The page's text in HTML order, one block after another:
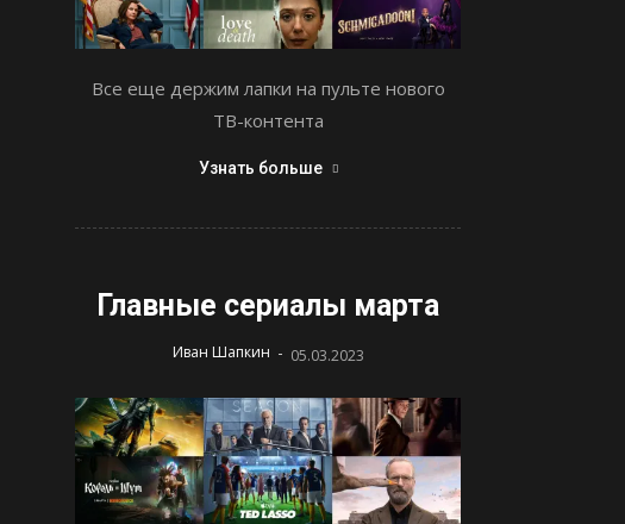
Все еще держим лапки на пульте нового
ТВ-контента
Узнать больше
Главные сериалы марта
Иван Шапкин - 05.03.2023